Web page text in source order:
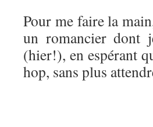
Pour me faire la
un romancier dont
(hier!), en espérant
hop, sans plus